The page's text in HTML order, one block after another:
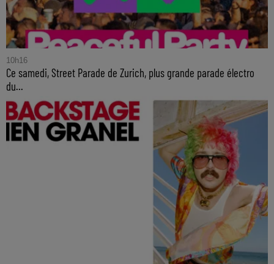
10h16
Ce samedi, Street Parade de Zurich, plus grande parade électro
du...